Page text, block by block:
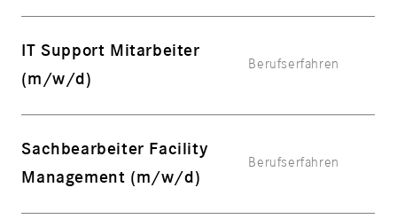
IT Support Mitarbeiter
(m/w/d)
Berufserfahren
Sachbearbeiter Facility
Management (m/w/d)
Berufserfahren